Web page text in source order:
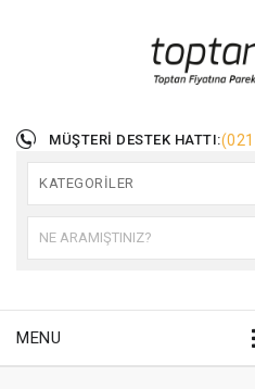
MÜŞTERI DESTEK HATTI:
KATEGORILER
MENU